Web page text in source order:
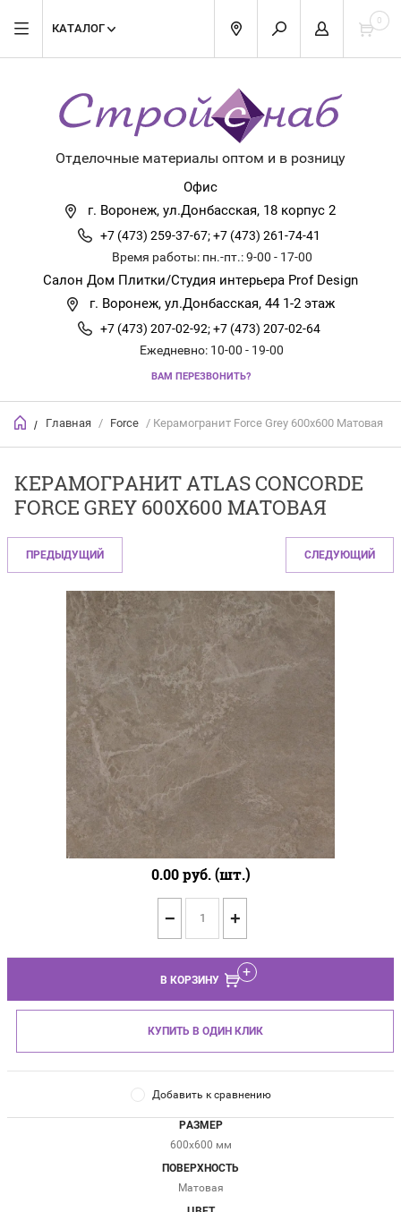
0
КАТАЛОГ
Отделочные материалы оптом и в розницу
Офис
г. Воронеж, ул.Донбасская, 18 корпус 2
+7 (473) 259-37-67;+7 (473) 261-74-41
Время работы: пн.-пт.: 9-00 - 17-00
Салон Дом Плитки/Студия интерьера Prof Design
г. Воронеж, ул.Донбасская, 44 1-2 этаж
+7 (473) 207-02-92;+7 (473) 207-02-64
Ежедневно: 10-00 - 19-00
ВАМ ПЕРЕЗВОНИТЬ?
/ Главная / Force / Керамогранит Force Grey 600x600 Матовая
КЕРАМОГРАНИТ ATLAS CONCORDE
FORCE GREY 600X600 МАТОВАЯ
ПРЕДЫДУЩИЙ СЛЕДУЮЩИЙ
0.00руб. (шт.)
− +
В КОРЗИНУ
КУПИТЬ В ОДИН КЛИК
Добавить к сравнению
РАЗМЕР
600x600 мм
ПОВЕРХНОСТЬ
Матовая